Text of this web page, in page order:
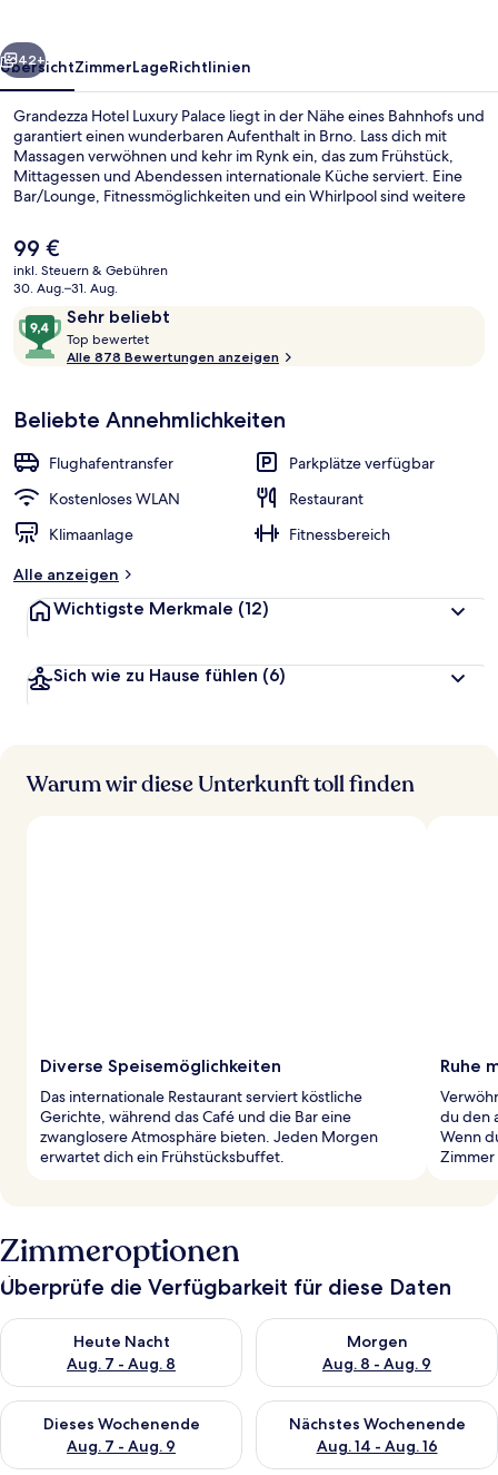
Weiter
42+
ÜbersichtZimmerLageRichtlinien
Grandezza Hotel Luxury Palace liegt in der Nähe eines Bahnhofs und
garantiert einen wunderbaren Aufenthalt in Brno. Lass dich mit
Massagen verwöhnen und kehr im Rynk ein, das zum Frühstück,
Mittagessen und Abendessen internationale Küche serviert. Eine
Bar/Lounge, Fitnessmöglichkeiten und ein Whirlpool sind weitere
Bewertungen von anderen Reisenden.
Der
aktuelle
Preis
99 €.
99 €
inkl. Steuern & Gebühren
30. Aug.–31. Aug.
Bewertungen
Sehr beliebt
9,4
von
10,
beliebt
Top bewertet
o
b
w
r
Alle 878 Bewertungen anzeigen
Beliebte Annehmlichkeiten
Flughafentransfer
Parkplätze verfügbar
Kostenloses WLAN
Restaurant
Klimaanlage
Fitnessbereich
Alle anzeigen
Wichtigste Merkmale (12)
Sich wie zu Hause fühlen (6)
Warum wir diese Unterkunft toll finden
Diverse Speisemöglichkeiten
Das internationale Restaurant serviert köstliche
Gerichte, während das Café und die Bar eine
zwanglosere Atmosphäre bieten. Jeden Morgen
erwartet dich ein Frühstücksbuffet.
Ruhe
du den
Wenn
Zimmer
Zimmeroptionen
Überprüfe die Verfügbarkeit für diese Daten
Heute Nacht
Aug. 7 - Aug. 8
Überprüfe die Verfügbarkeit für heute Nacht, Aug. 7 - Aug. 8.
Morgen
Aug. 8 - Aug. 9
Überprüfe die Verfügbarkeit
Dieses Wochenende
Aug. 7 - Aug. 9
Überprüfe die Verfügbarkeit für dieses Wochenende, Aug. 7
Nächstes Wochenende
Aug. 14 - Aug. 16
Überprüfe die Verfügbarkeit